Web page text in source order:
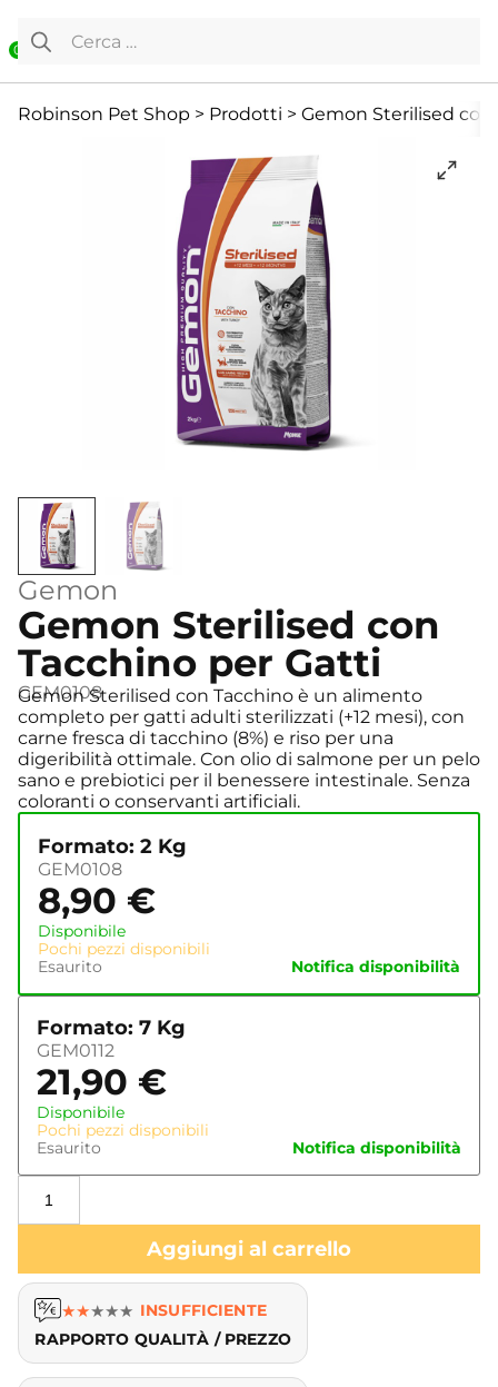
0
Ricerca per:
Robinson Pet Shop > Prodotti > Gemon Sterilised
Gemon
Gemon Sterilised con
Tacchino per Gatti
GEM0108
Gemon Sterilised con Tacchino è un alimento
completo per gatti adulti sterilizzati (+12 mesi), con
carne fresca di tacchino (8%) e riso per una
digeribilità ottimale. Con olio di salmone per un pelo
sano e prebiotici per il benessere intestinale. Senza
coloranti o conservanti artificiali.
Formato: 2 Kg
GEM0108
8,90 €
Disponibile
Pochi pezzi disponibili
Esaurito
Notifica disponibilità
Formato: 7 Kg
GEM0112
21,90 €
Disponibile
Pochi pezzi disponibili
Esaurito
Notifica disponibilità
Aggiungi al carrello
★★★★★ INSUFFICIENTE
RAPPORTO QUALITÀ / PREZZO